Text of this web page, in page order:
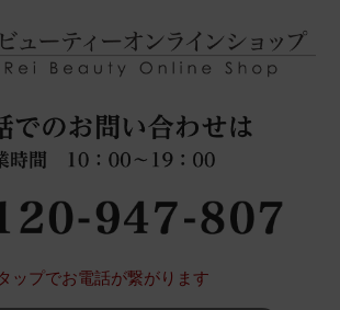
ップでお電話が繋がります